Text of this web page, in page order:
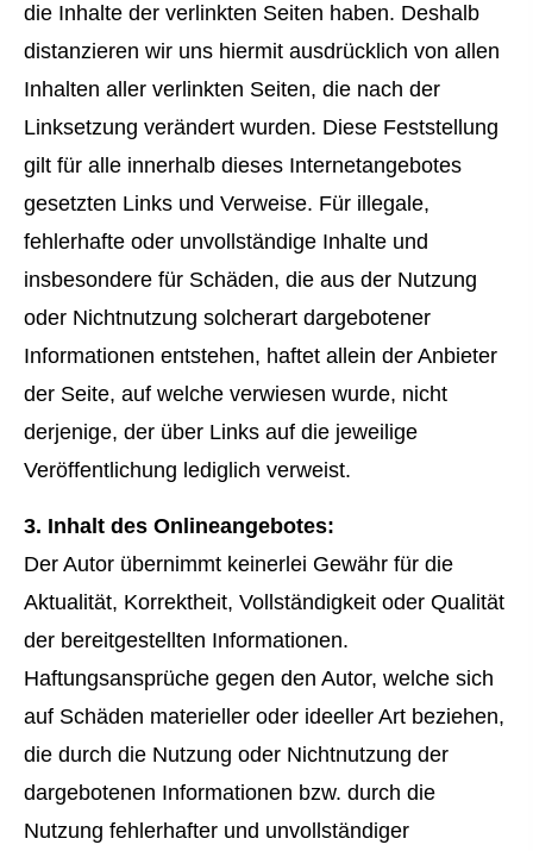
die Inhalte der verlinkten Seiten haben. Deshalb
distanzieren wir uns hiermit ausdrücklich von allen
Inhalten aller verlinkten Seiten, die nach der
Linksetzung verändert wurden. Diese Feststellung
gilt für alle innerhalb dieses Internetangebotes
gesetzten Links und Verweise. Für illegale,
fehlerhafte oder unvollständige Inhalte und
insbesondere für Schäden, die aus der Nutzung
oder Nichtnutzung solcherart dargebotener
Informationen entstehen, haftet allein der Anbieter
der Seite, auf welche verwiesen wurde, nicht
derjenige, der über Links auf die jeweilige
Veröffentlichung lediglich verweist.
3. Inhalt des Onlineangebotes:
Der Autor übernimmt keinerlei Gewähr für die
Aktualität, Korrektheit, Vollständigkeit oder Qualität
der bereitgestellten Informationen.
Haftungsansprüche gegen den Autor, welche sich
auf Schäden materieller oder ideeller Art beziehen,
die durch die Nutzung oder Nichtnutzung der
dargebotenen Informationen bzw. durch die
Nutzung fehlerhafter und unvollständiger